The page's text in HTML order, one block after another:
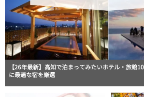
【26年最新】高知で泊まってみたいホテル・旅館
に最適な宿を厳選